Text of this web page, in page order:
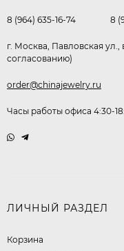
8 (964) 635-16-74 8
г. Москва, Павловская ул.,
согласованию)
order@chinajewelry.ru
Часы работы офиса 4:30-
ЛИЧНЫЙ РАЗДЕЛ
Корзина